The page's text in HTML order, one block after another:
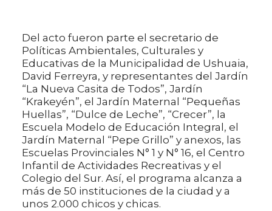
Del acto fueron parte el secretario de
Políticas Ambientales, Culturales y
Educativas de la Municipalidad de Ushuaia,
David Ferreyra, y representantes del Jardín
“La Nueva Casita de Todos”, Jardín
“Krakeyén”, el Jardín Maternal “Pequeñas
Huellas”, “Dulce de Leche”, “Crecer”, la
Escuela Modelo de Educación Integral, el
Jardín Maternal “Pepe Grillo” y anexos, las
Escuelas Provinciales N° 1 y N° 16, el Centro
Infantil de Actividades Recreativas y el
Colegio del Sur. Así, el programa alcanza a
más de 50 instituciones de la ciudad y a
unos 2.000 chicos y chicas.